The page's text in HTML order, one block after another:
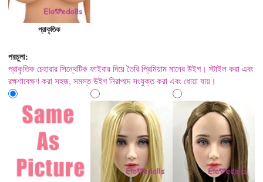
প্রাকৃতিক
পরচুলা:
প্রাকৃতিক চেহারার সিন্থেটিক ফাইবার দিয়ে তৈরি প্রিমিয়াম মানের উইগ। স্টাইল করা এবং
রক্ষণাবেক্ষণ করা সহজ, সমস্ত উইগ নিরাপদে সংযুক্ত করা এবং ধোয়া যায়।